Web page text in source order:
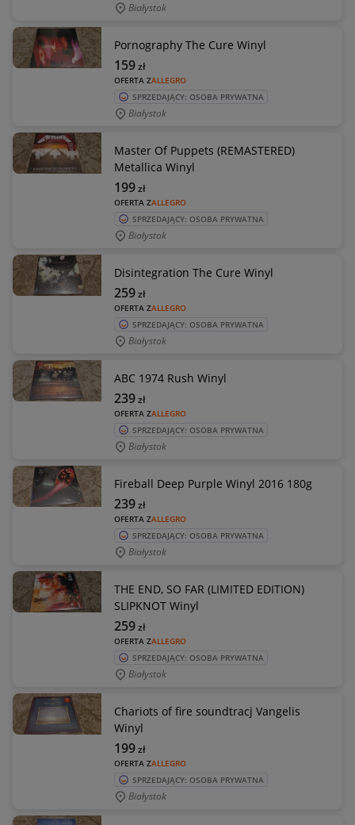
Białystok
Pornography The Cure Winyl
OFERTA ZALLEGRO
159zł
SPRZEDAJĄCY: OSOBA PRYWATNA
Białystok
Master Of Puppets (REMASTERED)
Metallica Winyl
OFERTA ZALLEGRO
199zł
SPRZEDAJĄCY: OSOBA PRYWATNA
Białystok
Disintegration The Cure Winyl
OFERTA ZALLEGRO
259zł
SPRZEDAJĄCY: OSOBA PRYWATNA
Białystok
ABC 1974 Rush Winyl
OFERTA ZALLEGRO
239zł
SPRZEDAJĄCY: OSOBA PRYWATNA
Białystok
Fireball Deep Purple Winyl 2016 180g
OFERTA ZALLEGRO
239zł
SPRZEDAJĄCY: OSOBA PRYWATNA
Białystok
THE END, SO FAR (LIMITED EDITION)
SLIPKNOT Winyl
OFERTA ZALLEGRO
259zł
SPRZEDAJĄCY: OSOBA PRYWATNA
Białystok
Chariots of fire soundtracj Vangelis
Winyl
OFERTA ZALLEGRO
199zł
SPRZEDAJĄCY: OSOBA PRYWATNA
Białystok